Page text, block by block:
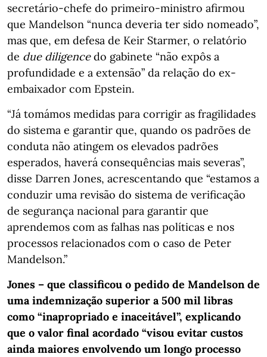
secretário-chefe do primeiro-ministro afirmou
que Mandelson “nunca deveria ter sido nomeado”,
mas que, em defesa de Keir Starmer, o relatório
de due diligencedo gabinete “não expôs a
profundidade e a extensão” da relação do ex-
embaixador com Epstein.
“Já tomámos medidas para corrigir as fragilidades
do sistema e garantir que, quando os padrões de
conduta não atingem os elevados padrões
esperados, haverá consequências mais severas”,
disse Darren Jones, acrescentando que “estamos a
conduzir uma revisão do sistema de verificação
de segurança nacional para garantir que
aprendemos com as falhas nas políticas e nos
processos relacionados com o caso de Peter
Mandelson.”
Jones – que classificou o pedido de Mandelson de
uma indemnização superior a 500 mil libras
como “inapropriado e inaceitável”, explicando
que o valor final acordado “visou evitar custos
ainda maiores envolvendo um longo processo